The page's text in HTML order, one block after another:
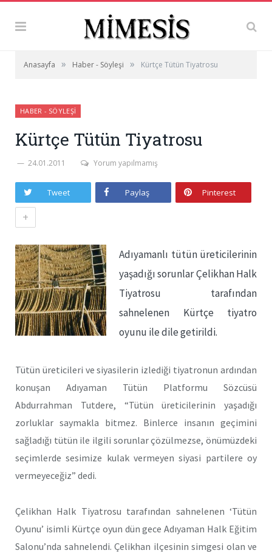
Anasayfa » Haber - Söyleşi » Kürtçe Tütün Tiyatrosu
HABER - SÖYLEŞI
Kürtçe Tütün Tiyatrosu
24.01.2011 Yorum yapılmamış
Tweet Paylaş Pinterest
+
Adıyamanlı tütün üreticilerinin
yaşadığı sorunlar Çelikhan Halk
Tiyatrosu tarafından
sahnelenen Kürtçe tiyatro
oyunu ile dile getirildi.
Tütün üreticileri ve siyasilerin izlediği tiyatronun ardından
konuşan Adıyaman Tütün Platformu Sözcüsü
Abdurrahman Tutdere, “Tütün üreticilerinin yaşadığı
zorluklar saymakla bitmez. Binlerce insanın geçimini
sağladığı tütün ile ilgili sorunlar çözülmezse, önümüzdeki
seçimlerde sesimize kulak vermeyen siyasi partilere oy
vermeyeceğiz” dedi.
Çelikhan Halk Tiyatrosu tarafından sahnelenen ‘Tütün
Oyunu’ isimli Kürtçe oyun dün gece Adıyaman Halk Eğitim
Salonu’nda sahnelendi. Çelikhan ilçesinin simgesi olan ve